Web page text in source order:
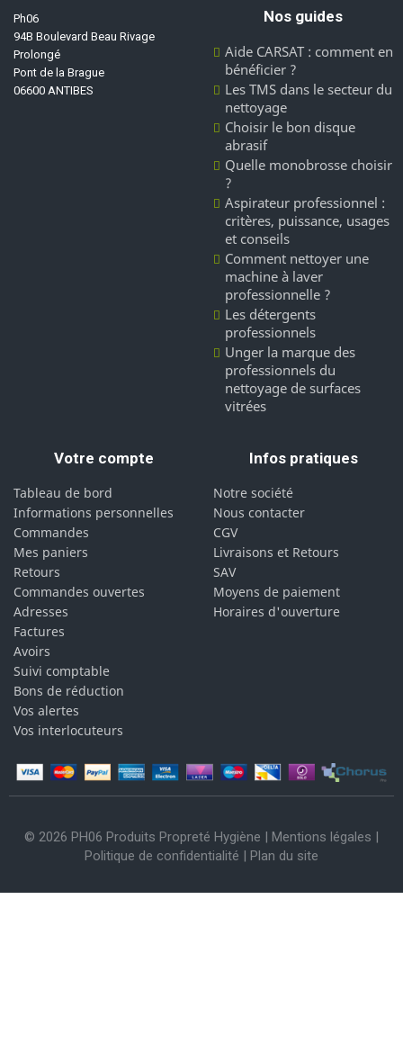
Ph06
94B Boulevard Beau Rivage
Prolongé
Pont de la Brague
06600 ANTIBES
Nos guides
Aide CARSAT : comment en
bénéficier ?
Les TMS dans le secteur du
nettoyage
Choisir le bon disque
abrasif
Quelle monobrosse choisir
?
Aspirateur professionnel :
critères, puissance, usages
et conseils
Comment nettoyer une
machine à laver
professionnelle ?
Les détergents
professionnels
Unger la marque des
professionnels du
nettoyage de surfaces
vitrées
Votre compte
Tableau de bord
Informations personnelles
Commandes
Mes paniers
Retours
Commandes ouvertes
Adresses
Factures
Avoirs
Suivi comptable
Bons de réduction
Vos alertes
Vos interlocuteurs
Infos pratiques
Notre société
Nous contacter
CGV
Livraisons et Retours
SAV
Moyens de paiement
Horaires d'ouverture
© 2026 PH06 Produits Propreté Hygiène | Mentions légales
Politique de confidentialité
Plan du site